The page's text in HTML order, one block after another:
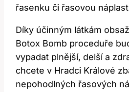
řasenku či řasovou
Díky účinným látkám
Botox Bomb proceduře
vypadat plnější, delší a
chcete v Hradci Králové
nepohodlných řasových